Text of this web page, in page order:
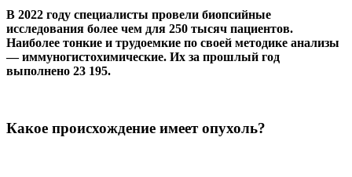
В 2022 году специалисты провели биопсийные
исследования более чем для 250 тысяч пациентов.
Наиболее тонкие и трудоемкие по своей методике анализы
— иммуногистохимические. Их за прошлый год
выполнено 23 195.
Какое происхождение имеет опухоль?